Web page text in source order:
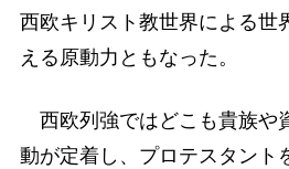
西欧キリスト教世界による世
える原動力ともなった。
西欧列強ではどこも貴族や
動が定着し、プロテスタント